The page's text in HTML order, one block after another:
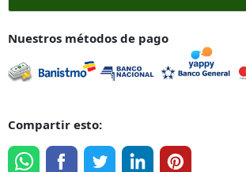
Nuestros métodos de pago
Compartir esto: